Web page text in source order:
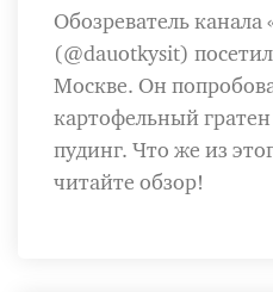
Обозреватель канала
(@dauotkysit)
Москве. Он
картофельный
пудинг. Что же из
читайте обзор!